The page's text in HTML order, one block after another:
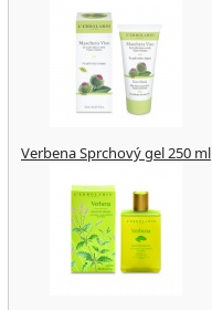
Verbena Sprchový gel 250 ml